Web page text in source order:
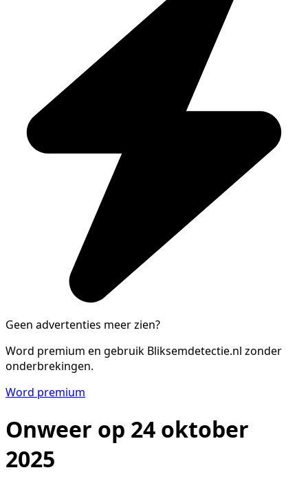
Geen advertenties meer zien?
Word premium en gebruik Bliksemdetectie.nl zonder
onderbrekingen.
Word premium
Onweer op 24 oktober
2025